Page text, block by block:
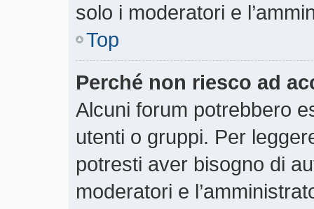
solo i moderatori e
Top
Perché non riesco ad
Alcuni forum potrebbero
utenti o gruppi. Per
potresti aver bisogno di
moderatori e